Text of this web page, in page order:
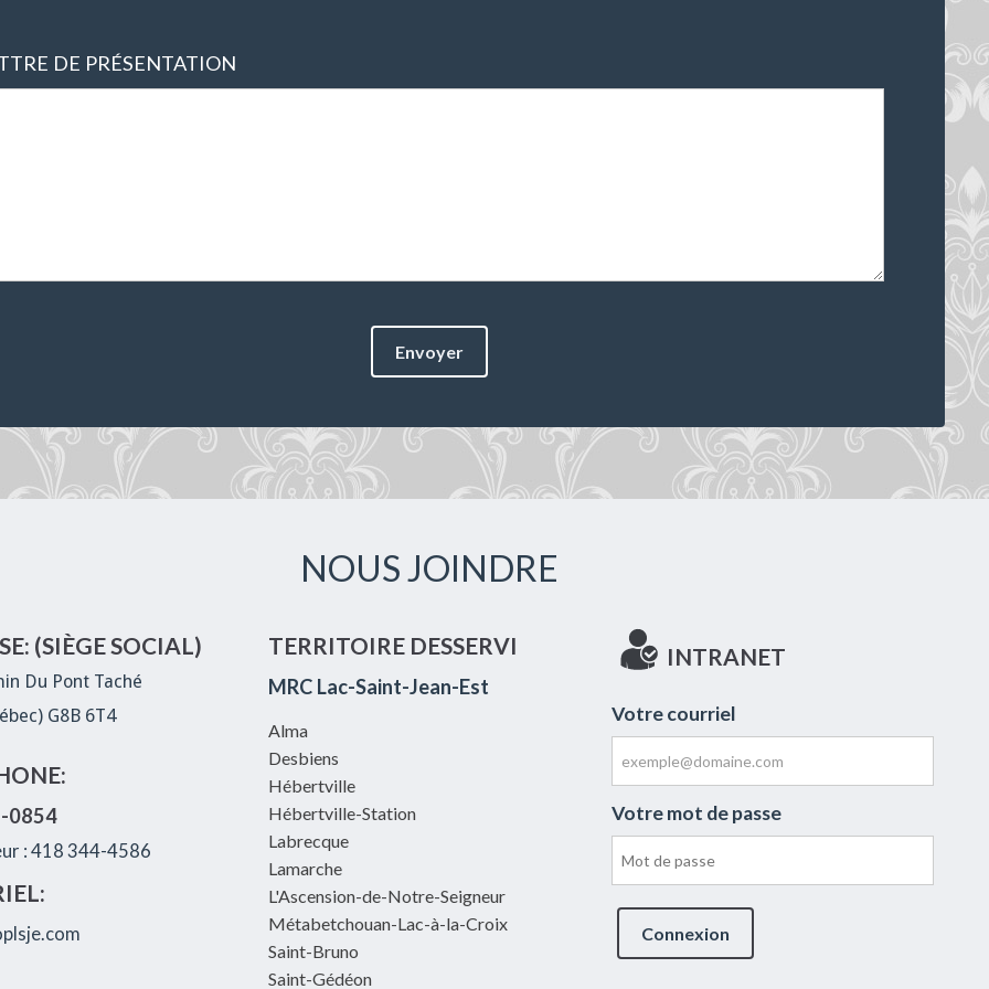
DE PRÉSENTATION
Envoyer
NOUS JOINDRE
(SIÈGE SOCIAL)
Du Pont Taché
G8B 6T4
0854
: 418 344-4586
TERRITOIRE DESSERVI
MRC Lac-Saint-Jean-Est
Alma
Desbiens
Hébertville
Hébertville-Station
Labrecque
Lamarche
L'Ascension-de-Notre-Seigneur
Métabetchouan-Lac-à-la-Croix
Saint-Bruno
Saint-Gédéon
INTRANET
Votre courriel
Votre mot de passe
Connexion